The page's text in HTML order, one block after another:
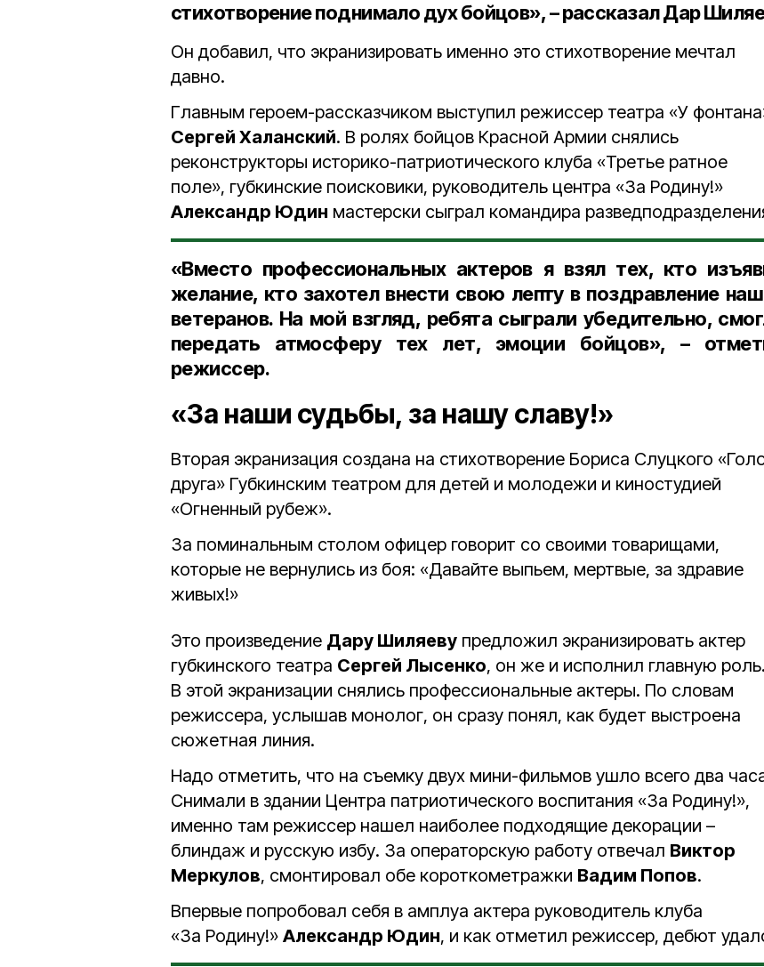
стихотворение поднимало дух бойцов», – рассказалДар
Он добавил, что экранизировать именно это стихотворение мечтал
давно.
Главным героем-рассказчиком выступил режиссер театра «У
Сергей Халанский. В ролях бойцов Красной Армии снялись
реконструкторы историко-патриотического клуба «Третье ратное
поле», губкинские поисковики, руководитель центра «За Родину!»
Александр Юдин мастерски сыграл командира
«Вместо профессиональных актеров я взял тех, кто
желание, кто захотел внести свою лепту в поздравление
ветеранов. На мой взгляд, ребята сыграли убедительно,
передать атмосферу тех лет, эмоции бойцов», –
режиссер.
«За наши судьбы, за нашу славу!»
Вторая экранизация создана на стихотворение Бориса Слуцкого
друга» Губкинским театром для детей и молодежи и киностудией
«Огненный рубеж».
За поминальным столом офицер говорит со своими товарищами,
которые не вернулись из боя: «Давайте выпьем, мертвые, за здравие
живых!»
Это произведение Дару Шиляеву предложил экранизировать актер
губкинского театра Сергей Лысенко, он же и исполнил главную роль.
В этой экранизации снялись профессиональные актеры. По словам
режиссера, услышав монолог, он сразу понял, как будет выстроена
сюжетная линия.
Надо отметить, что на съемку двух мини-фильмов ушло всего два
Снимали в здании Центра патриотического воспитания «За Родину!»,
именно там режиссер нашел наиболее подходящие декорации –
блиндаж и русскую избу. За операторскую работу отвечал Виктор
Меркулов, смонтировал обе короткометражки Вадим Попов.
Впервые попробовал себя в амплуа актера руководитель клуба
«За Родину!» Александр Юдин, и как отметил режиссер, дебют